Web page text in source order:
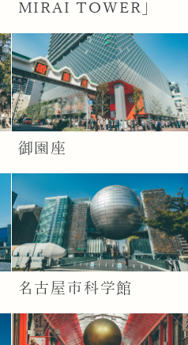
MIRAI TOWER」
御園座
名古屋市科学館